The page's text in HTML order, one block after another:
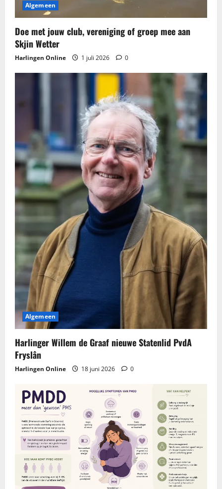
a
t
i
e
Algemeen
Doe met jouw club, vereniging of groep mee aan
Skjin Wetter
Harlingen Online 1 juli 2026 0
Algemeen
Harlinger Willem de Graaf nieuwe Statenlid PvdA
Fryslân
Harlingen Online 18 juni 2026 0